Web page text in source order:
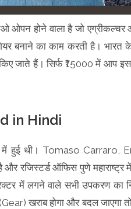
होने वाला है जो एग्रीकल्चर
बनाने का काम करती है।
किए जाते हैं। सिर्फ ₹15000 में
in Hindi
में हुई थी। Tomaso
रजिस्टर्ड ऑफिस पुणे महाराष्ट्र
में लगने वाले सभी उपकरण का
खराब होगा और बदल जाएगा